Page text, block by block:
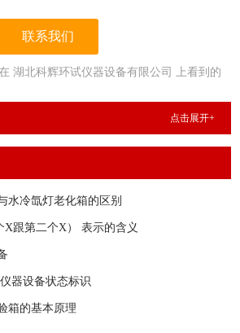
联系我们
湖北科辉环试仪器设备有限公司 上看到的
点击展开+
水冷氙灯老化箱的区别
跟第二个X） 表示的含义
器设备状态标识
箱的基本原理